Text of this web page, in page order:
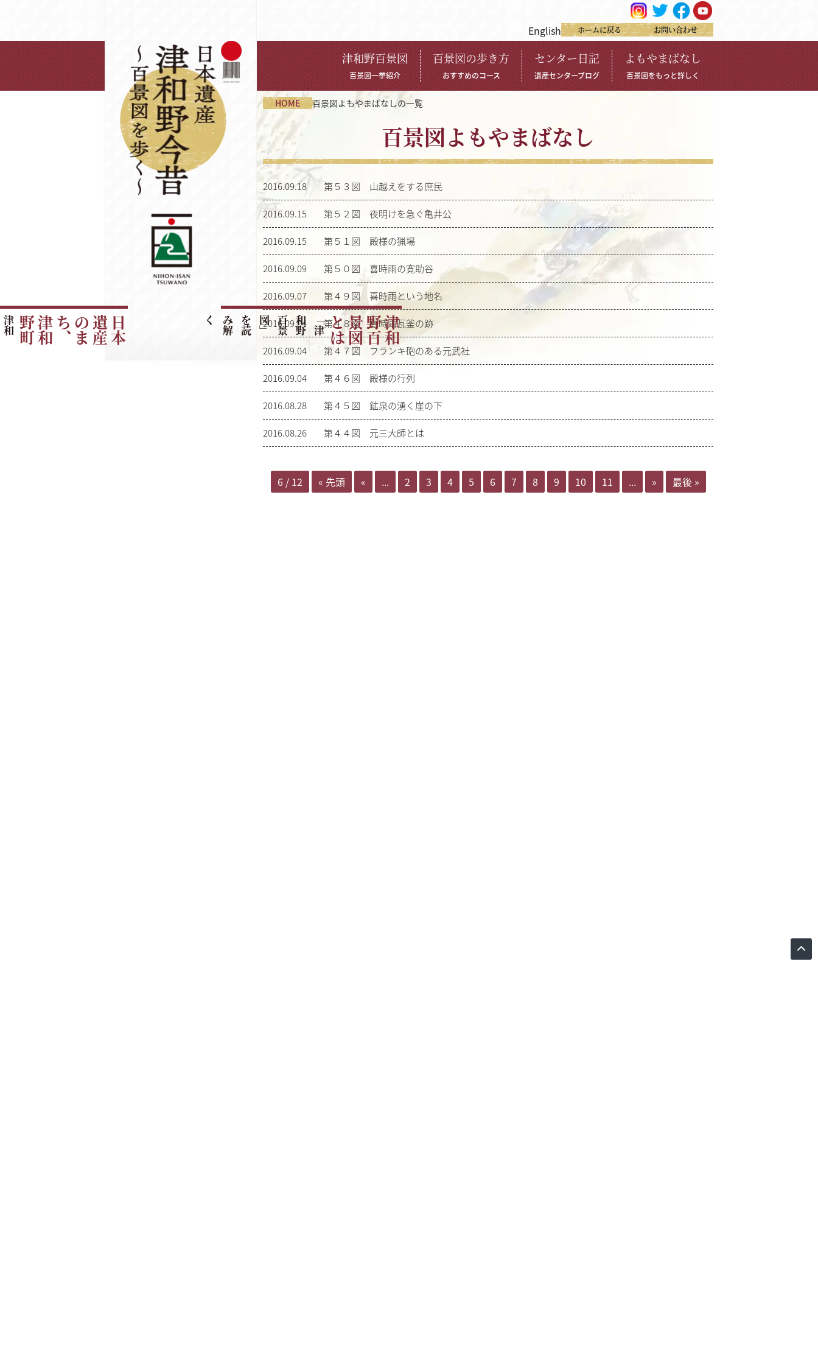
English ホームに戻る お問い合わせ
日
本
遺
産
の
ま
ち
、
津
和
野
町
津
和
野
町
の
ご
紹 津
和
野
百
景
図
と
は
「
津
和
野
百
景
図
」
を
読
み
解
く
津和野百景図
百景図一挙紹介
百景図の歩き方
おすすめのコース
センター日記
遺産センターブログ
よもやまばなし
百景図をもっと詳しく
HOME 百景図よもやまばなしの一覧
百景図よもやまばなし
2016.09.18 第５３図 山越えをする庶民
2016.09.15 第５２図 夜明けを急ぐ亀井公
2016.09.15 第５１図 殿様の猟場
2016.09.09 第５０図 喜時雨の寛助谷
2016.09.07 第４９図 喜時雨という地名
2016.09.04 第４８図 喜時雨瓦釜の跡
2016.09.04 第４７図 フランキ砲のある元武社
2016.09.04 第４６図 殿様の行列
2016.08.28 第４５図 鉱泉の湧く崖の下
2016.08.26 第４４図 元三大師とは
6 / 12 « 先頭 « ... 2 3 4 5 6 7 8 9 10 11 ... » 最後 »